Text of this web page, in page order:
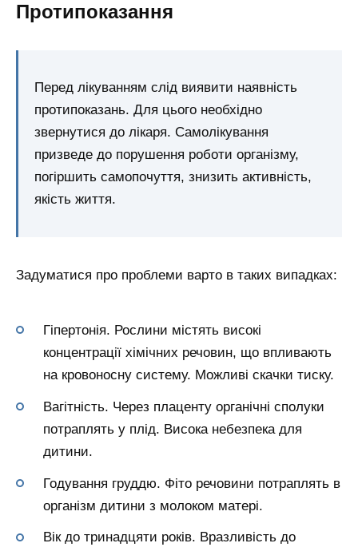
Протипоказання
Перед лікуванням слід виявити наявність
протипоказань. Для цього необхідно
звернутися до лікаря. Самолікування
призведе до порушення роботи організму,
погіршить самопочуття, знизить активність,
якість життя.
Задуматися про проблеми варто в таких випадках:
Гіпертонія. Рослини містять високі
концентрації хімічних речовин, що впливають
на кровоносну систему. Можливі скачки тиску.
Вагітність. Через плаценту органічні сполуки
потраплять у плід. Висока небезпека для
дитини.
Годування груддю. Фіто речовини потраплять в
організм дитини з молоком матері.
Вік до тринадцяти років. Вразливість до